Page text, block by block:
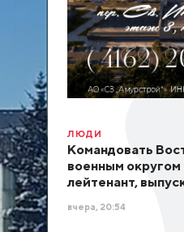
ЛЮДИ
Командовать
военным округом
лейтенант,
вчера, 20:54